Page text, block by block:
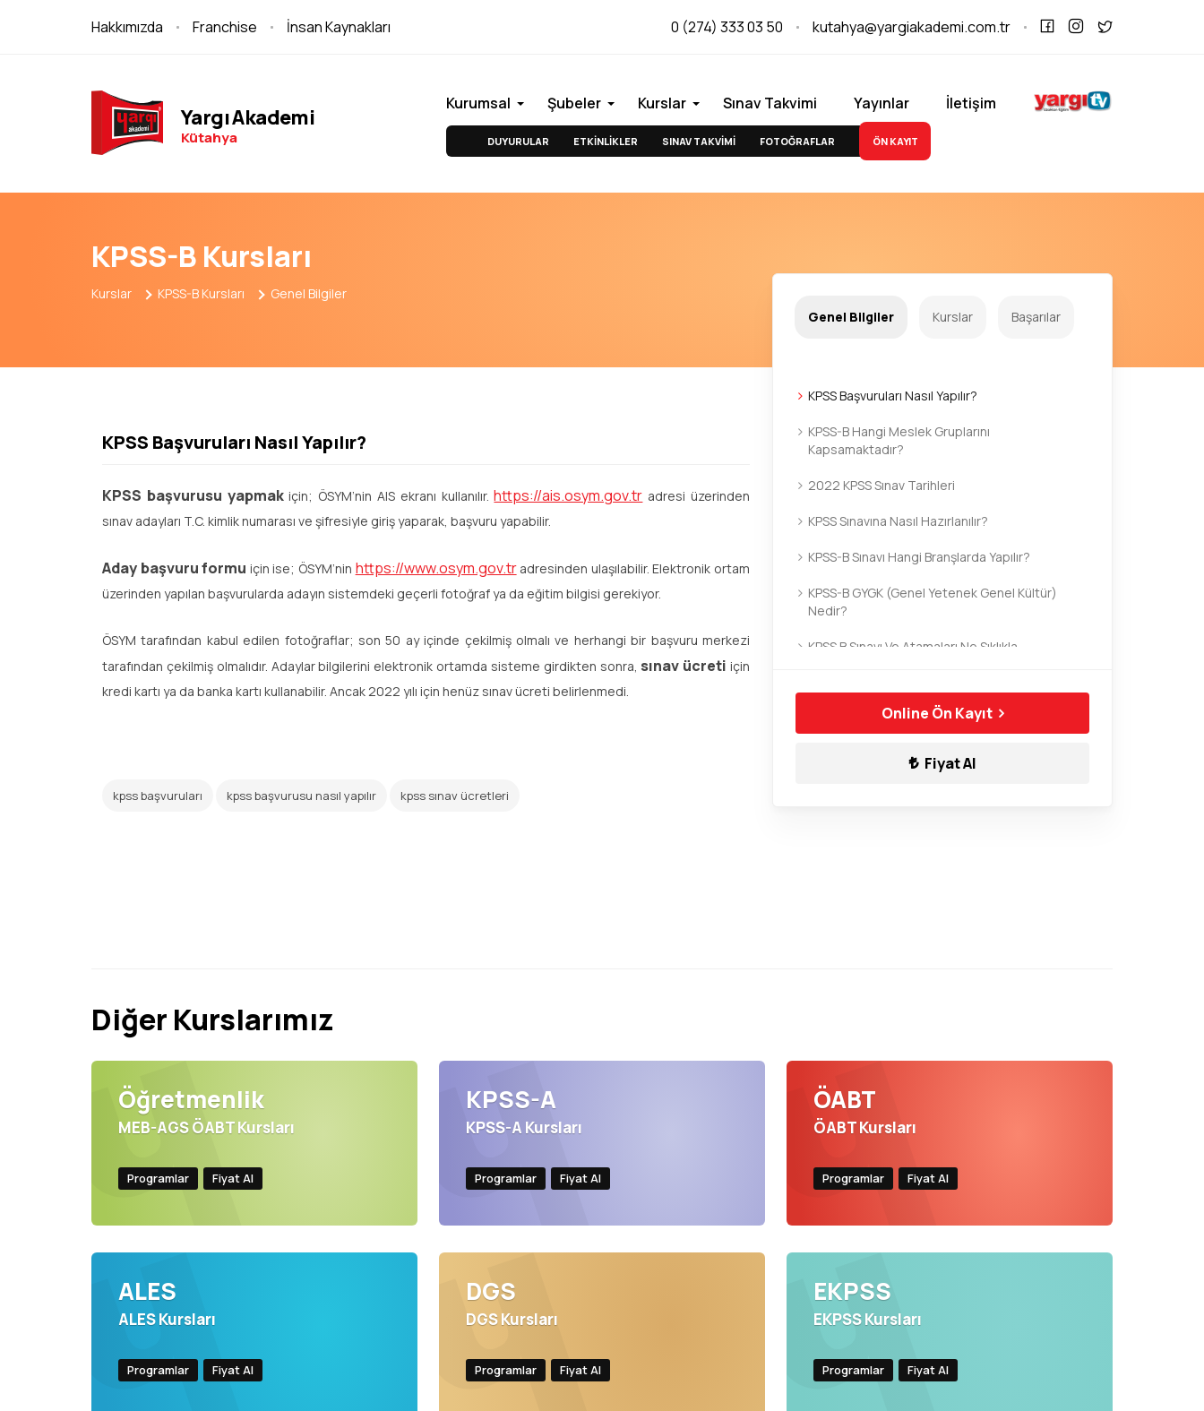
Hakkımızda Franchise İnsan Kaynakları 0 (274) 333 03 50 kutahya@yargiakademi.com.tr
Yargı Akademi
Kütahya
Kurumsal Şubeler Kurslar Sınav Takvimi Yayınlar İletişim
DUYURULAR ETKİNLİKLER SINAV TAKVİMİ FOTOĞRAFLAR ÖN KAYIT
KPSS-B Kursları
Kurslar KPSS-B Kursları Genel Bilgiler
KPSS Başvuruları Nasıl Yapılır?
KPSS başvurusu yapmakiçin; ÖSYM’nin AIS ekranı kullanılır.https://ais.osym.gov.tr adresi üzerinden
sınav adayları T.C. kimlik numarası ve şifresiyle giriş yaparak, başvuru yapabilir.
Aday başvuru formu için ise; ÖSYM’nin https://www.osym.gov.tradresinden ulaşılabilir. Elektronik ortam
üzerinden yapılan başvurularda adayın sistemdeki geçerli fotoğraf ya da eğitim bilgisi gerekiyor.
ÖSYM tarafından kabul edilen fotoğraflar; son 50 ay içinde çekilmiş olmalı ve herhangi bir başvuru merkezi
tarafından çekilmiş olmalıdır. Adaylar bilgilerini elektronik ortamda sisteme girdikten sonra, sınav ücreti için
kredi kartı ya da banka kartı kullanabilir. Ancak 2022 yılı için henüz sınav ücreti belirlenmedi.
kpss başvuruları kpss başvurusu nasıl yapılır kpss sınav ücretleri
Genel Bilgiler Kurslar Başarılar
KPSS Başvuruları Nasıl Yapılır?
KPSS-B Hangi Meslek Gruplarını
Kapsamaktadır?
2022 KPSS Sınav Tarihleri
KPSS Sınavına Nasıl Hazırlanılır?
KPSS-B Sınavı Hangi Branşlarda Yapılır?
KPSS-B GYGK (Genel Yetenek Genel Kültür)
Nedir?
KPSS B Sınavı Ve Atamaları Ne Sıklıkla
Online Ön Kayıt
Fiyat Al
Diğer Kurslarımız
Öğretmenlik
MEB-AGS ÖABT Kursları
Programlar Fiyat Al
KPSS-A
KPSS-A Kursları
Programlar Fiyat Al
ÖABT
ÖABT Kursları
Programlar Fiyat Al
ALES
ALES Kursları
Programlar Fiyat Al
DGS
DGS Kursları
Programlar Fiyat Al
EKPSS
EKPSS Kursları
Programlar Fiyat Al